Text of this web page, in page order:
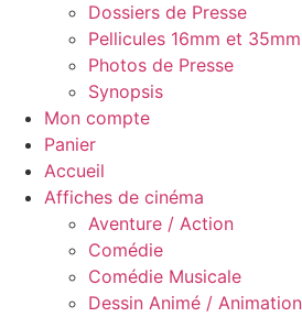
Dossiers de Presse
Pellicules 16mm et 35mm
Photos de Presse
Synopsis
Mon compte
Panier
Accueil
Affiches de cinéma
Aventure / Action
Comédie
Comédie Musicale
Dessin Animé / Animation